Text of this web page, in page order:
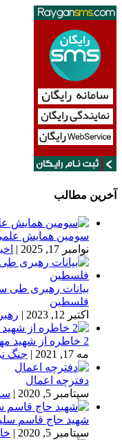
آخرین مطالب
سومین همایش
نوامبر 17, 2025
|
بیانات رهبری طی
فلسطین
اکتبر 12, 2023
|
2 خاطره از شهید مهدی زین الدین
مه 17, 2021
| جنگ
دفترچه اعمال
سپتامبر 5, 2020
|
شهید حاج قاسم
سپتامبر 5, 2020
|